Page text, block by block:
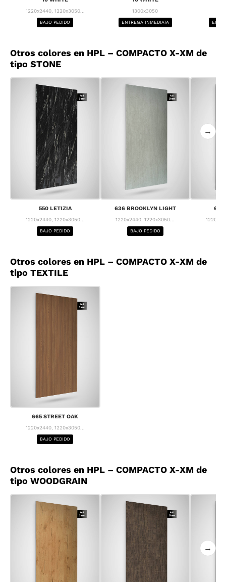
1220x2440, 1220x3050...
BAJO PEDIDO
1300x3050
ENTREGA INMEDIATA
Otros colores en HPL – COMPACTO X-XM de
tipo STONE
550 LETIZIA
1220x2440, 1220x3050...
BAJO PEDIDO
636 BROOKLYN LIGHT
1220x2440, 1220x3050...
BAJO PEDIDO
637
→
Otros colores en HPL – COMPACTO X-XM de
tipo TEXTILE
665 STREET OAK
1220x2440, 1220x3050...
BAJO PEDIDO
Otros colores en HPL – COMPACTO X-XM de
tipo WOODGRAIN
→